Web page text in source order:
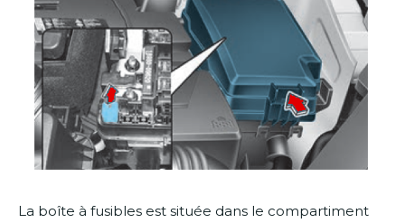
La boîte à fusibles est située dans le compartiment